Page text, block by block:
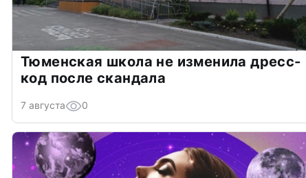
Тюменская школа не изменила дресс-
код после скандала
7 августа 0